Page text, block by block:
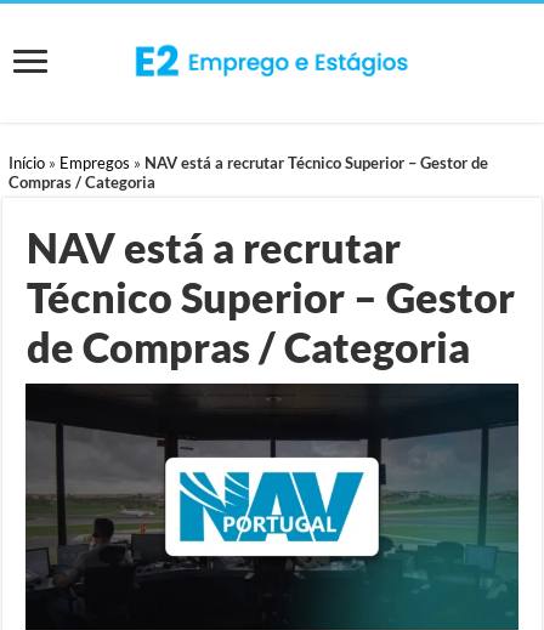
Início » Empregos » NAV está a recrutar Técnico Superior – Gestor de
Compras / Categoria
NAV está a recrutar
Técnico Superior – Gestor
de Compras / Categoria